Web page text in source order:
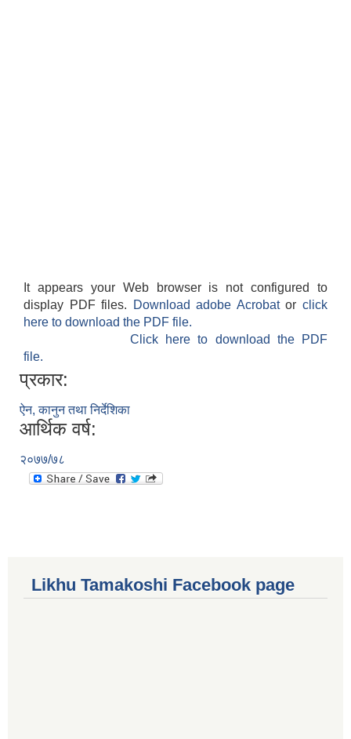
It appears your Web browser is not configured to
display PDF files.
Download adobe Acrobatorclick
here to download the PDF file.
Click here to download the PDF
file.
प्रकार:
ऐन, कानुन तथा निर्देशिका
आर्थिक वर्ष:
२०७७/७८
Likhu Tamakoshi Facebook page